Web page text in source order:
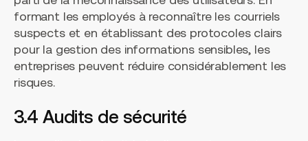
formant les employés à reconnaître les courriels
suspects et en établissant des protocoles clairs
pour la gestion des informations sensibles, les
entreprises peuvent réduire considérablement les
risques.
3.4 Audits de sécurité